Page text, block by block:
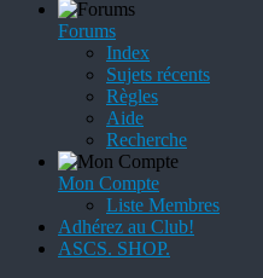
Forums
Index
Sujets récents
Règles
Aide
Recherche
Mon Compte
Liste Membres
Adhérez au Club!
ASCS. SHOP.